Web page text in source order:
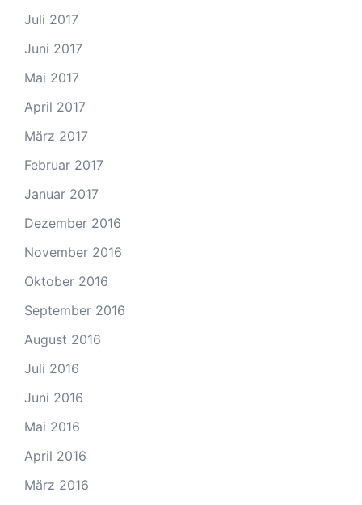
Juli 2017
Juni 2017
Mai 2017
April 2017
März 2017
Februar 2017
Januar 2017
Dezember 2016
November 2016
Oktober 2016
September 2016
August 2016
Juli 2016
Juni 2016
Mai 2016
April 2016
März 2016